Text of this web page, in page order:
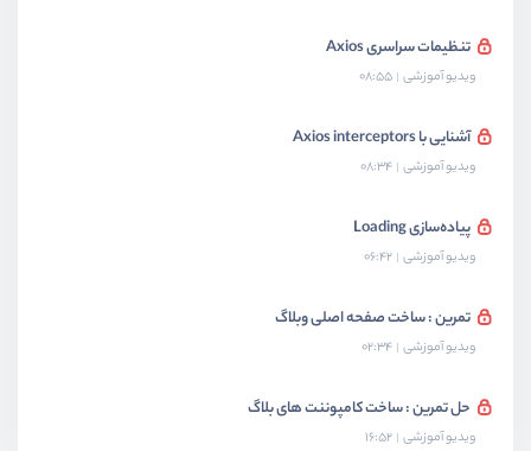
تنظیمات سراسری Axios
ویدیو آموزشی 08:55
آشنایی با Axios interceptors
ویدیو آموزشی 08:34
پیاده‌سازی Loading
ویدیو آموزشی 06:42
تمرین : ساخت صفحه اصلی وبلاگ
ویدیو آموزشی 02:34
حل تمرین : ساخت کامپوننت های بلاگ
ویدیو آموزشی 16:52